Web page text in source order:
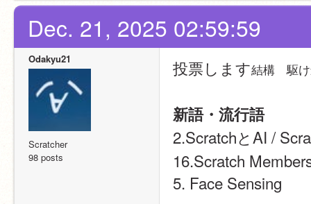
Dec. 21, 2025 02:59:59
Odakyu21
Scratcher
98 posts
投票します結構　駆
新語・流行語
2.ScratchとAI /
16.Scratch
5. Face Sensing